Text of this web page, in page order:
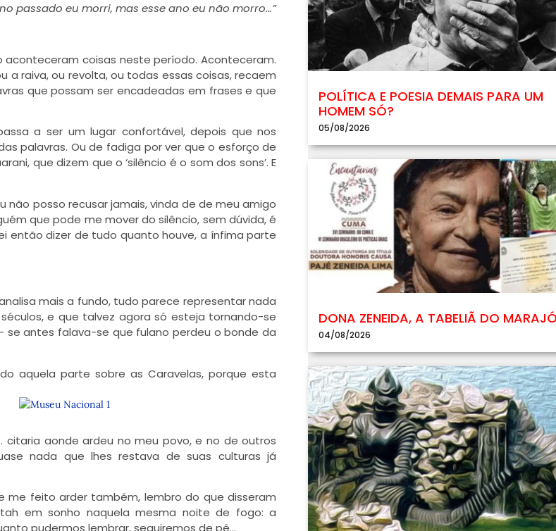
passado eu morri, mas esse ano eu não morro…”
coisas neste período. Aconteceram.
a raiva, ou revolta, ou todas essas coisas, recaem
que possam ser encadeadas em frases e que
a ser um lugar confortável, depois que nos
palavras. Ou de fadiga por ver que o esforço de
que dizem que o ‘silêncio é o som dos sons’. E
não posso recusar jamais, vinda de de meu amigo
que pode me mover do silêncio, sem dúvida, é
então dizer de tudo quanto houve, a ínfima parte
mais a fundo, tudo parece representar nada
e que talvez agora só esteja tornando-se
se antes falava-se que fulano perdeu o bonde da
aquela parte sobre as Caravelas, porque esta
citaria aonde ardeu no meu povo, e no de outros
nada que lhes restava de suas culturas já
me feito arder também, lembro do que disseram
em sonho naquela mesma noite de fogo: a
pudermos lembrar, seguiremos de pé…
POLÍTICA E POESIA DEMAIS PARA UM
HOMEM SÓ?
05/08/2026
DONA ZENEIDA, A TABELIÃ DO
04/08/2026